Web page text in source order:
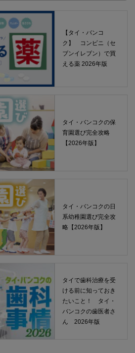
【タイ・バンコ
ク】 コンビニ（セ
ブンイレブン）で買
える薬 2026年版
タイ・バンコクの保
育園選び完全攻略
【2026年版】
タイ・バンコクの日
系幼稚園選び完全攻
略【2026年版】
タイで歯科治療を受
ける前に知っておき
たいこと！ タイ・
バンコクの歯医者さ
ん 2026年版